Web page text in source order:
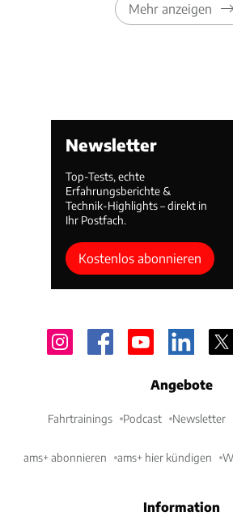
Mehr anzeigen
Newsletter
Top-Tests, echte
Erfahrungsberichte &
Technik-Highlights – direkt in
Ihr Postfach.
Kostenlos abonnieren
Angebote
Fahrtrainings Podcast Newsletter
ams+ abonnieren ams+ hier kündigen
Information